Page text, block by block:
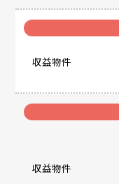
収益物件
収益物件